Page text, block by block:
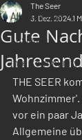
Alle Beiträge
Loslegen
Ihre Community
Gute
The Seer
3. Dez. 2024 1
THE SEER
vor ein paar
Allgemeine